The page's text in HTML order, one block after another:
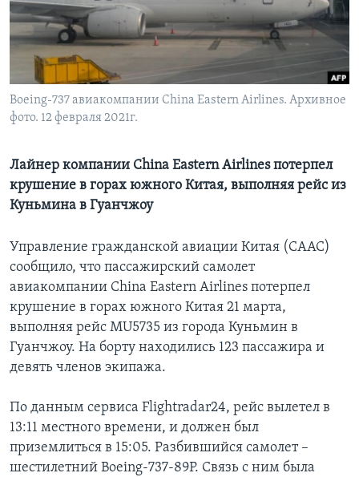
Learning English
СОЦИАЛЬНЫЕ СЕТИ
Boeing-737 авиакомпании China Eastern Airlines. Архивное
фото. 12 февраля 2021г.
Лайнер компании China Eastern Airlines потерпел
крушение в горах южного Китая, выполняя рейс из
Куньмина в Гуанчжоу
Управление гражданской авиации Китая (CAAC)
сообщило, что пассажирский самолет
авиакомпании China Eastern Airlines потерпел
крушение в горах южного Китая 21 марта,
выполняя рейс MU5735 из города Куньмин в
Гуанчжоу. На борту находились 123 пассажира и
девять членов экипажа.
По данным сервиса Flightradar24, рейс вылетел в
13:11 местного времени, и должен был
приземлиться в 15:05. Разбившийся самолет –
шестилетний Boeing-737-89P. Связь с ним была